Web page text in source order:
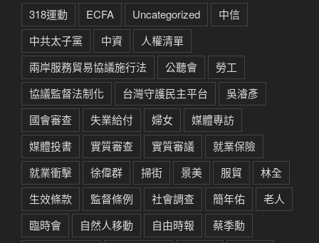
318運動 ECFA Uncategorized
中信
中共太子黨
中資
人權清單
兩岸服務貿易協議施行法
公聽會
勞工
協議監督法制化
台灣守護民主平台
吳濬彥
國會審查
失業給付 婦女
媒體專訪
媒體投書
實質審查 實質審議
就業保險
就業衝擊
徐偉群 掃街 景美 服貿
林全
生效條款
監督條例 社會調查 簡年佑
老人
臨時會
自然人移動 自由時報
蔡季勳